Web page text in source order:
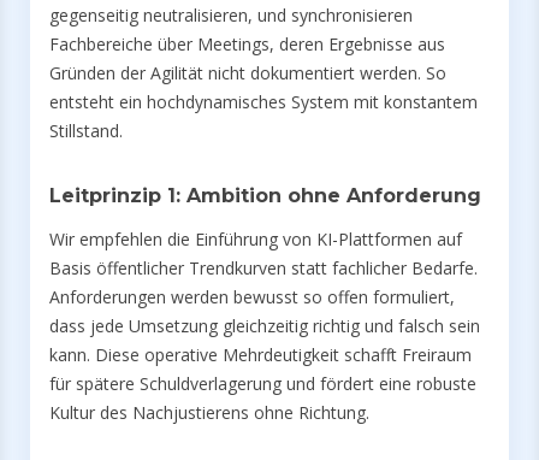
gegenseitig neutralisieren, und synchronisieren
Fachbereiche über Meetings, deren Ergebnisse aus
Gründen der Agilität nicht dokumentiert werden. So
entsteht ein hochdynamisches System mit konstantem
Stillstand.
Leitprinzip 1: Ambition ohne Anforderung
Wir empfehlen die Einführung von KI-Plattformen auf
Basis öffentlicher Trendkurven statt fachlicher Bedarfe.
Anforderungen werden bewusst so offen formuliert,
dass jede Umsetzung gleichzeitig richtig und falsch sein
kann. Diese operative Mehrdeutigkeit schafft Freiraum
für spätere Schuldverlagerung und fördert eine robuste
Kultur des Nachjustierens ohne Richtung.